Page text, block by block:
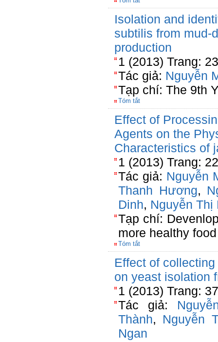
Isolation and
subtilis from mud-
production
1 (2013) Trang: 23
Tác giả: Nguyễn
Tạp chí: The 9th
Tóm tắt
Effect of
Agents on the
Characteristics of
1 (2013) Trang:
Tác giả: Nguyễn
Thanh Hương,
Dinh, Nguyễn Thị
Tạp chí:
more healthy food
Tóm tắt
Effect of
on yeast isolation
1 (2013) Trang:
Tác giả:
Thành, Nguyễn
Ngan